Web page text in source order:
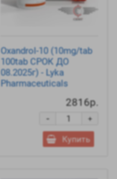
Oxandrol-10 (10mg/tab
100tab СРОК ДО
08.2025г) - Lyka
Pharmaceuticals
2816р.
+
-
Купить